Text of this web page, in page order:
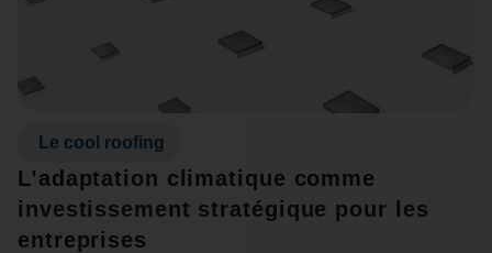
Le cool roofing
L’adaptation climatique comme
investissement stratégique pour les
entreprises